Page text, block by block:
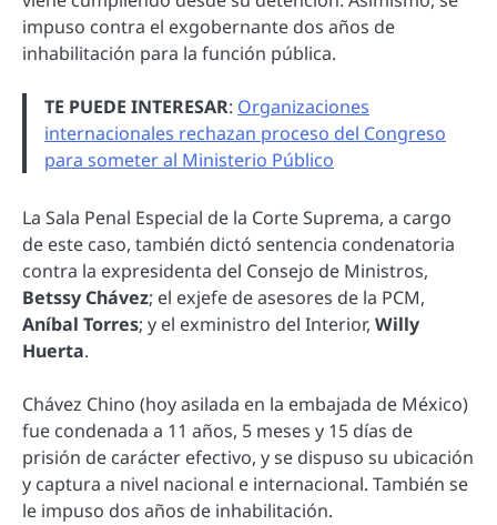
impuso contra el exgobernante dos años de
inhabilitación para la función pública.
TE PUEDE INTERESAR: Organizaciones
internacionales rechazan proceso del Congreso
para someter al Ministerio Público
La Sala Penal Especial de la Corte Suprema, a cargo
de este caso, también dictó sentencia condenatoria
contra la expresidenta del Consejo de Ministros,
Betssy Chávez; el exjefe de asesores de la PCM,
Aníbal Torres; y el exministro del Interior, Willy
Huerta.
Chávez Chino (hoy asilada en la embajada de México)
fue condenada a 11 años, 5 meses y 15 días de
prisión de carácter efectivo, y se dispuso su ubicación
y captura a nivel nacional e internacional. También se
le impuso dos años de inhabilitación.